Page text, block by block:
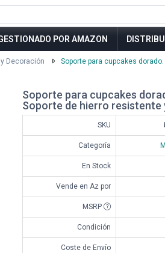
POR AMAZON
Decoración Soporte para cupcakes
Soporte para cupcakes
Soporte de hierro resistente
SKU
Categoría
En Stock
Vende en Az por
MSRP
Condición
Coste de Envío